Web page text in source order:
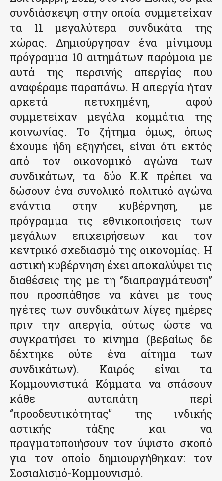
συνδιάσκεψη στην οποία συμμετείχαν
τα 11 μεγαλύτερα συνδικάτα της
χώρας. Δημιούργησαν ένα μίνιμουμ
πρόγραμμα 10 αιτημάτων παρόμοια με
αυτά της περσινής απεργίας που
αναφέραμε παραπάνω. Η απεργία ήταν
αρκετά πετυχημένη, αφού
συμμετείχαν μεγάλα κομμάτια της
κοινωνίας. Το ζήτημα όμως, όπως
έχουμε ήδη εξηγήσει, είναι ότι εκτός
από τον οικονομικό αγώνα των
συνδικάτων, τα δύο Κ.Κ πρέπει να
δώσουν ένα συνολικό πολιτικό αγώνα
ενάντια στην κυβέρνηση, με
πρόγραμμα τις εθνικοποιήσεις των
μεγάλων επιχειρήσεων και τον
κεντρικό σχεδιασμό της οικονομίας. Η
αστική κυβέρνηση έχει αποκαλύψει τις
διαθέσεις της με τη ‘’διαπραγμάτευση’’
που προσπάθησε να κάνει με τους
ηγέτες των συνδικάτων λίγες ημέρες
πριν την απεργία, ούτως ώστε να
συγκρατήσει το κίνημα (βεβαίως δε
δέχτηκε ούτε ένα αίτημα των
συνδικάτων). Καιρός είναι τα
Κομμουνιστικά Κόμματα να σπάσουν
κάθε αυταπάτη περί
‘’προοδευτικότητας’’ της ινδικής
αστικής τάξης και να
πραγματοποιήσουν τον ύψιστο σκοπό
για τον οποίο δημιουργήθηκαν: τον
Σοσιαλισμό-Κομμουνισμό.